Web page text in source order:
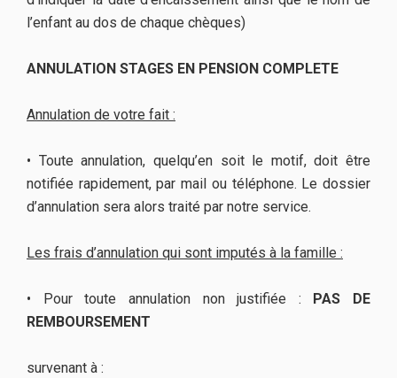
l’enfant au dos de chaque chèques)
ANNULATION STAGES EN PENSION COMPLETE
Annulation de votre fait :
• Toute annulation, quelqu’en soit le motif, doit être
notifiée rapidement, par mail ou téléphone. Le dossier
d’annulation sera alors traité par notre service.
Les frais d’annulation qui sont imputés à la famille :
• Pour toute annulation non justifiée :
PAS DE
REMBOURSEMENT
survenant à :